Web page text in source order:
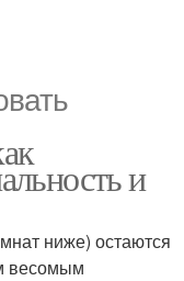
и
ниже) остаются
весомым